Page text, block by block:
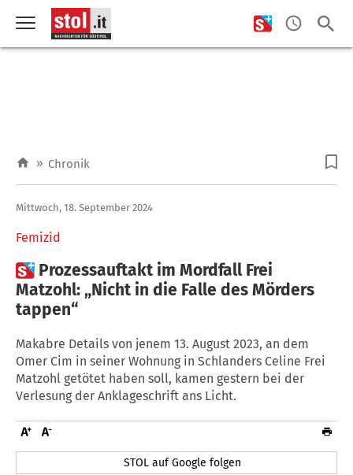
» Chronik
Femizid
Mittwoch, 18. September 2024
 Prozessauftakt im Mordfall Frei
Matzohl: „Nicht in die Falle des Mörders
tappen“
Makabre Details von jenem 13. August 2023, an dem
Omer Cim in seiner Wohnung in Schlanders Celine Frei
Matzohl getötet haben soll, kamen gestern bei der
Verlesung der Anklageschrift ans Licht.
STOL auf Google folgen